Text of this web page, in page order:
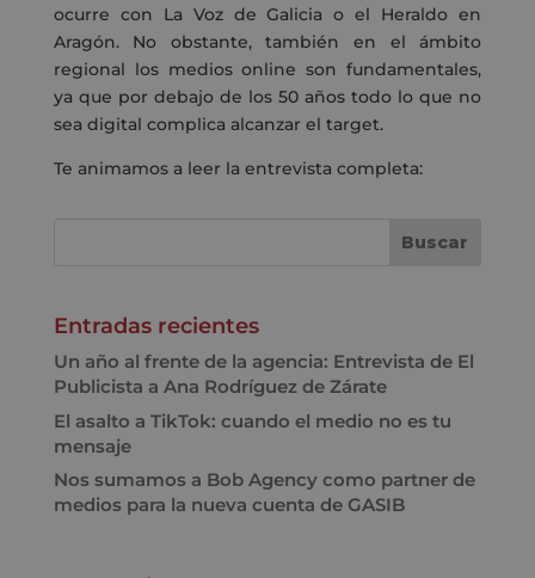
ocurre con La Voz de Galicia o el Heraldo en
Aragón. No obstante, también en el ámbito
regional los medios online son fundamentales,
ya que por debajo de los 50 años todo lo que no
sea digital complica alcanzar el target.
Te animamos a leer la entrevista completa:
Entradas recientes
Un año al frente de la agencia: Entrevista de El
Publicista a Ana Rodríguez de Zárate
El asalto a TikTok: cuando el medio no es tu
mensaje
Nos sumamos a Bob Agency como partner de
medios para la nueva cuenta de GASIB